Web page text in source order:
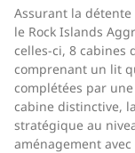
Assurant la
le Rock Islands
celles-ci, 8 cabines
comprenant un lit
complétées par
cabine distinctive,
stratégique au
aménagement